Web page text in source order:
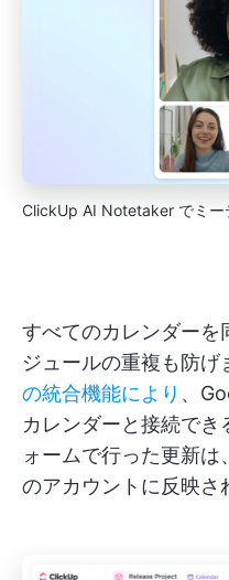
ClickUp AI Notetaker でミー
すべてのカレンダーを
ジュールの重複も防げ
の統合機能により 、
カレンダーと接続でき
ォームで行った更新
のアカウントに反映さ